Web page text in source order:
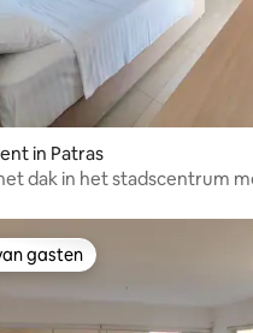
in Patras
dak in het stadscentrum
gasten
gasten